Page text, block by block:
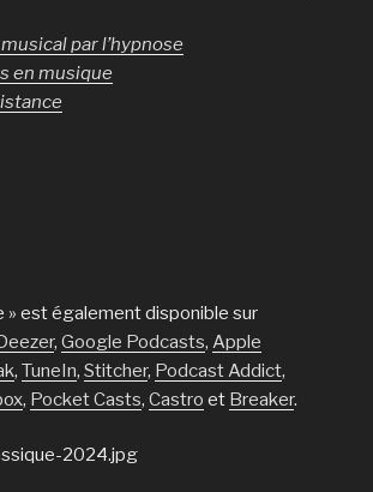
par l’hypnose
en musique
» est également disponible sur
, Google Podcasts, Apple
, TuneIn, Stitcher, Podcast Addict,
, Pocket Casts, Castro et Breaker.